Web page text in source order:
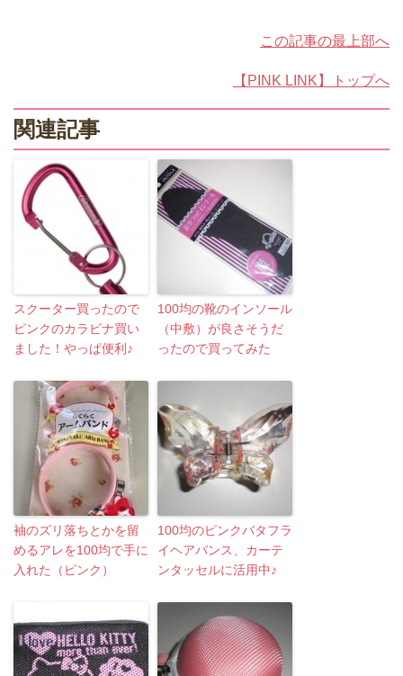
この記事の最上部へ
【PINK LINK】トップへ
関連記事
スクーター買ったので
ピンクのカラビナ買い
ました！やっぱ便利♪
100均の靴のインソール
（中敷）が良さそうだ
ったので買ってみた
袖のズリ落ちとかを留
めるアレを100均で手に
入れた（ピンク）
100均のピンクバタフラ
イヘアバンス、カーテ
ンタッセルに活用中♪